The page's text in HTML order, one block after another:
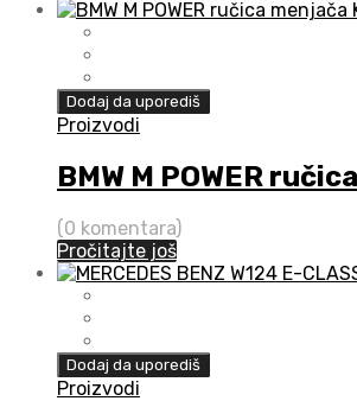
Dodaj da uporediš
Proizvodi
BMW M POWER
(0 komentara)
Pročitajte još
Dodaj da uporediš
Proizvodi